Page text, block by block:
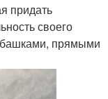
придать
своего
прямыми